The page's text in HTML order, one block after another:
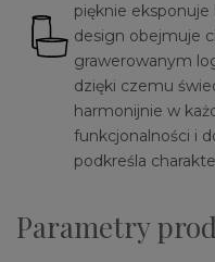
pięknie
design obejmuje
grawerowanym
dzięki czemu
harmonijnie w
funkcjonalności i
podkreśla
Parametry